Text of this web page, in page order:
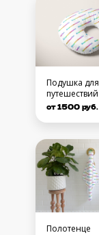
Подушка для
путешествий
от 1500 руб.
Полотенце